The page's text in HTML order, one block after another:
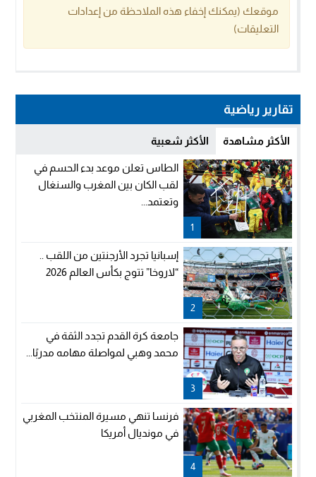
موقعك (يمكنك إخفاء هذه الملاحظة من إعدادات
التعليقات)
تقارير رياضية
الأكثر مشاهدة الأكثر شعبية
1
الطاس تعلن موعد بدء الحسم في
لقب الكان بين المغرب والسنغال
وتعتمد...
2
إسبانيا تجرد الأرجنتين من اللقب ..
“لاروخا” تتوج بكأس العالم 2026
3
جامعة كرة القدم تجدد الثقة في
محمد وهبي لمواصلة مهامه مدربًا...
4
فرنسا تنهي مسيرة المنتخب المغربي
في مونديال أمريكا